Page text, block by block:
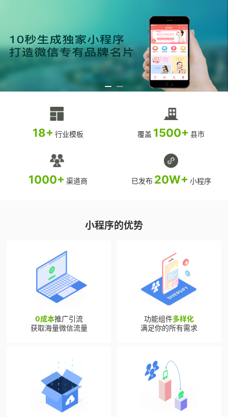
18+ 行业模板 覆盖 1500+ 县市
1000+ 渠道商 已发布 20W+ 小程序
小程序的优势
0成本推广引流
获取海量微信流量
功能组件多样化
满足你的所有需求